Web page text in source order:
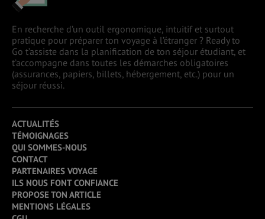
En recherche d’un outil ergonomique, intuitif et surtout
pratique pour préparer ton voyage à l’étranger ? Ready to
Go t’assiste dans la planification de ton séjour étudiant, et
t’accompagne dans toutes les démarches obligatoires
(assurances, papiers, billets, hébergement, etc.) pour un
séjour réussi.
ACTUALITÉS
TÉMOIGNAGES
QUI SOMMES-NOUS
CONTACT
PARTENAIRES VOYAGE
ILS NOUS FONT CONFIANCE
PROPOSE TON ARTICLE
MENTIONS LÉGALES